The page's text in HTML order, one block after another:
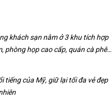
khách sạn nằm ở 3 khu tích hợp
phòng họp cao cấp, quán cà phê…
tiếng của Mỹ, giữ lại tối đa vẻ đẹp